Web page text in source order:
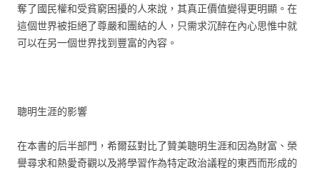
奪了國民權和受貧窮困擾的人來說，其真正價值變得更明顯。在
這個世界被拒絕了尊嚴和團結的人，只需求沉醉在內心思惟中就
可以在另一個世界找到豐富的內容。
聰明生涯的影響
在本書的后半部門，希爾茲對比了贊美聰明生涯和因為財富、榮
譽尋求和熱愛奇觀以及將學習作為特定政治議程的東西而形成的